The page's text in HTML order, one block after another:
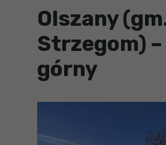
Olszany
Strzegom)
górny